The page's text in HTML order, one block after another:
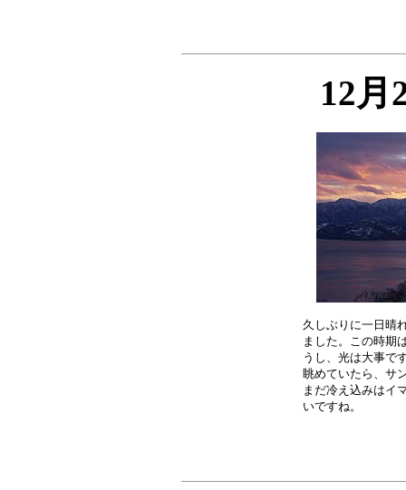
12月
久しぶりに一日晴
ました。この時期
うし、光は大事で
眺めていたら、サ
まだ冷え込みはイ